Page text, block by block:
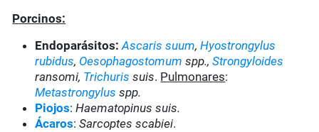
Porcinos:
Endoparásitos: Ascaris suum,Hyostrongylus
rubidus, Oesophagostomum spp.,Strongyloides
ransomi, Trichuris suis. Pulmonares:
Metastrongylus spp.
Piojos:Haematopinus suis.
Ácaros:Sarcoptes scabiei.